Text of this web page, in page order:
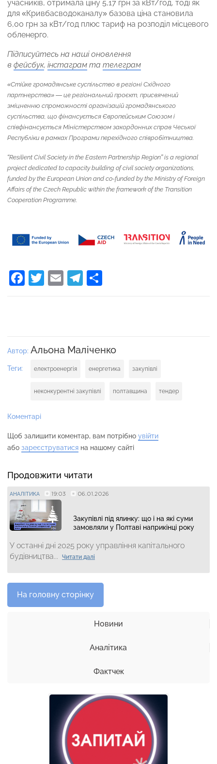
учасників, отримала ціну 5,17 грн за кВт/год, тоді як
для «Кривбасводоканалу» базова ціна становила
6,00 грн за кВт/год плюс тариф на розподіл місцевого
обленерго.
Підписуйтесь на наші оновлення
в фейсбук, інстаграм та телеграм
«Стійке громадянське суспільство в регіоні Східного
партнерства» — це регіональний проєкт, присвячений
зміцненню спроможності організацій громадянського
суспільства, що фінансується Європейським Союзом і
співфінансується Міністерством закордонних справ Чеської
Республіки в рамках Програми перехідного співробітництва.
“Resilient Civil Society in the Eastern Partnership Region” is a regional
project dedicated to capacity building of civil society organizations,
funded by the European Union and co-funded by the Ministry of Foreign
Affairs of the Czech Republic within the framework of the Transition
Cooperation Programme.
Facebook
Twitter
EmailTelegram
Автор: Альона Маліченко
Теги: електроенергія енергетика закупівлі
неконкурентні закупівлі полтавщина тендер
Коментарі
Щоб залишити коментар, вам потрібно увійти
або зареєструватися на нашому сайті
Продовжити читати
АНАЛІТИКА 19:03 06.01.2026
Закупівлі під ялинку: що і на які суми
замовляли у Полтаві наприкінці року
У останні дні 2025 року управління капітального
будівництва...
Читати далі
На головну сторінку
Новини
Аналітика
Фактчек